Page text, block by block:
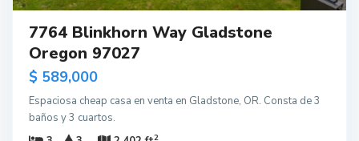
7764 Blinkhorn Way Gladstone
Oregon 97027
$ 589,000
Espaciosa cheap casa en venta en Gladstone, OR. Consta de 3
baños y 3 cuartos.
2